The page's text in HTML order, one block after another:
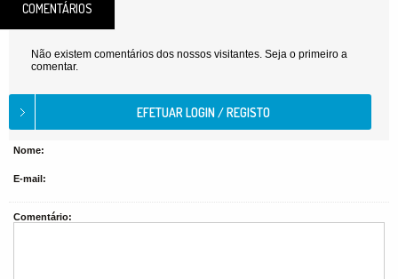
COMENTÁRIOS
Não existem comentários dos nossos visitantes. Seja o primeiro a
comentar.
Nome:
E-mail:
Comentário: